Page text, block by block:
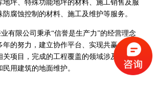
地坪、特殊功能地坪的材料、施工销售及服
腐蚀控制的材料、施工及维护等服务。
限公司秉承“信誉是生产力”的经营理念
年的努力，建立协作平台、实现共赢，先后
关项目，完成的工程覆盖的领域涉及工程机
用建筑的地面维护。